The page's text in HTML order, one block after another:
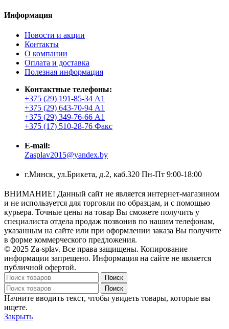
Информация
Новости и акции
Контакты
О компании
Оплата и доставка
Полезная информация
Контактные телефоны:
+375 (29) 191-85-34 А1
+375 (29) 643-70-94 А1
+375 (29) 349-76-66 А1
+375 (17) 510-28-76 Факс
E-mail:
Zasplav2015@yandex.by
г.Минск, ул.Брикета, д.2, каб.320 Пн-Пт 9:00-18:00
ВНИМАНИЕ! Данный сайт не является интернет-магазином
и не используется для торговли по образцам, и с помощью
курьера. Точные цены на товар Вы сможете получить у
специалиста отдела продаж позвонив по нашим телефонам,
указанным на сайте или при оформлении заказа Вы получите
в форме коммерческого предложения.
© 2025 Za-splav. Все права защищены. Копирование
информации запрещено. Информация на сайте не является
публичной офертой.
Поиск
Поиск
Начните вводить текст, чтобы увидеть товары, которые вы
ищете.
Закрыть